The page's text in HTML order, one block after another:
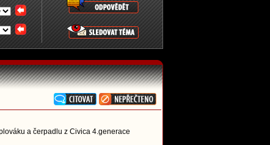
a čerpadlu z Civica 4.generace